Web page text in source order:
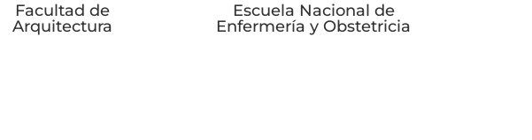
Facultad de
Arquitectura
Escuela Nacional de
Enfermería y Obstetricia